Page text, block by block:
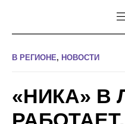
В РЕГИОНЕ, НОВОСТИ
«НИКА» В